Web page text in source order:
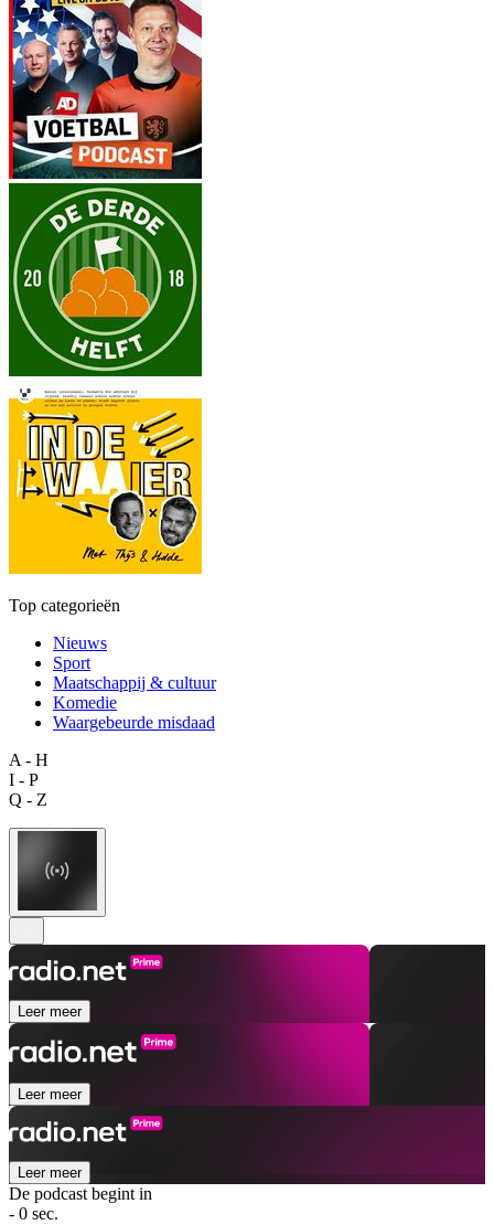
Top categorieën
Nieuws
Sport
Maatschappij & cultuur
Komedie
Waargebeurde misdaad
A - H
I - P
Q - Z
Leer meer
Leer meer
Leer meer
De podcast begint in
- 0 sec.